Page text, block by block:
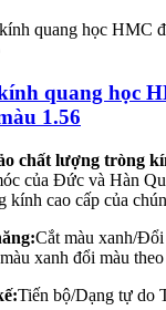
quang học
1.56
chất lượng tròng
của Đức và Hàn
kính cao cấp của
Cắt màu xanh/Đổi
xanh đổi màu
Tiến bộ/Dạng tự do